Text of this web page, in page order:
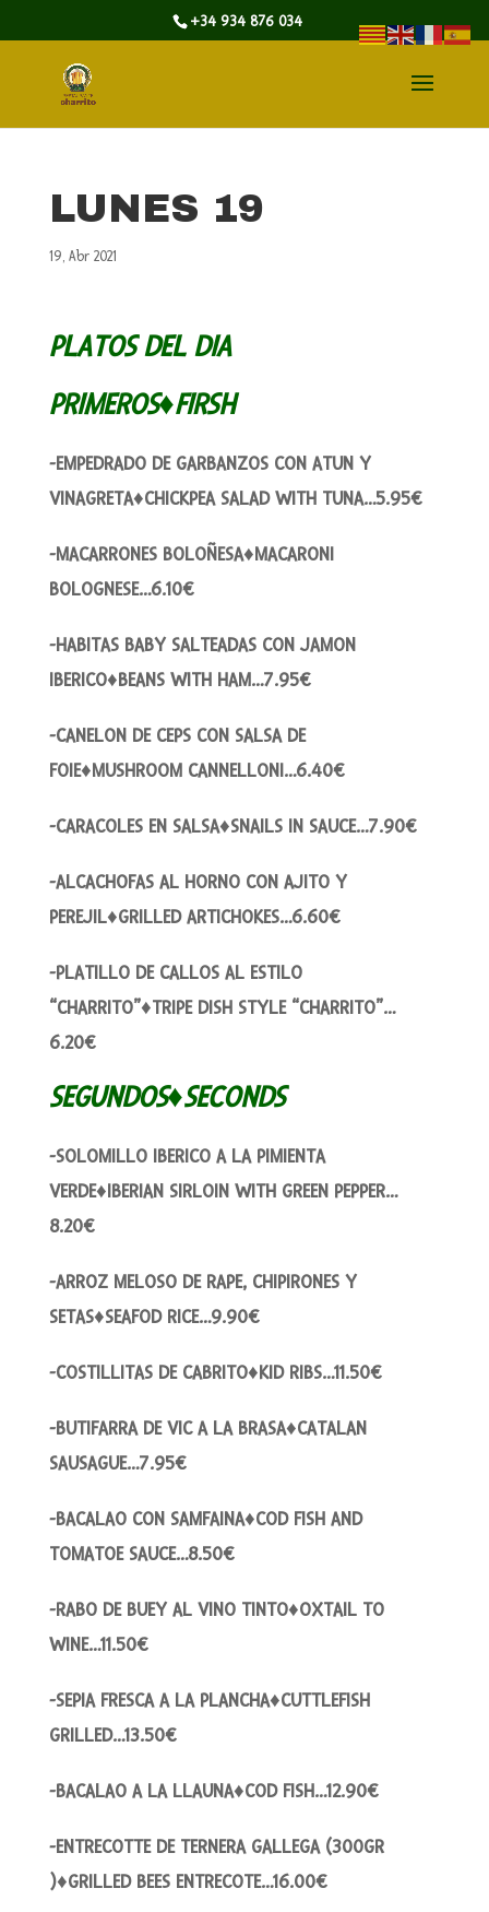
+34 934 876 034
LUNES 19
19, Abr 2021
PLATOS DEL DIA
PRIMEROS♦FIRSH
-EMPEDRADO DE GARBANZOS CON ATUN Y
VINAGRETA♦CHICKPEA SALAD WITH TUNA…5.95€
-MACARRONES BOLOÑESA♦MACARONI
BOLOGNESE…6.10€
-HABITAS BABY SALTEADAS CON JAMON
IBERICO♦BEANS WITH HAM…7.95€
-CANELON DE CEPS CON SALSA DE
FOIE♦MUSHROOM CANNELLONI…6.40€
-CARACOLES EN SALSA♦SNAILS IN SAUCE…7.90€
-ALCACHOFAS AL HORNO CON AJITO Y
PEREJIL♦GRILLED ARTICHOKES…6.60€
-PLATILLO DE CALLOS AL ESTILO
“CHARRITO”♦TRIPE DISH STYLE “CHARRITO”…
6.20€
SEGUNDOS♦SECONDS
-SOLOMILLO IBERICO A LA PIMIENTA
VERDE♦IBERIAN SIRLOIN WITH GREEN PEPPER…
8.20€
-ARROZ MELOSO DE RAPE, CHIPIRONES Y
SETAS♦SEAFOD RICE…9.90€
-COSTILLITAS DE CABRITO♦KID RIBS…11.50€
-BUTIFARRA DE VIC A LA BRASA♦CATALAN
SAUSAGUE…7.95€
-BACALAO CON SAMFAINA♦COD FISH AND
TOMATOE SAUCE…8.50€
-RABO DE BUEY AL VINO TINTO♦OXTAIL TO
WINE…11.50€
-SEPIA FRESCA A LA PLANCHA♦CUTTLEFISH
GRILLED…13.50€
-BACALAO A LA LLAUNA♦COD FISH…12.90€
-ENTRECOTTE DE TERNERA GALLEGA (300GR
)♦GRILLED BEES ENTRECOTE…16.00€